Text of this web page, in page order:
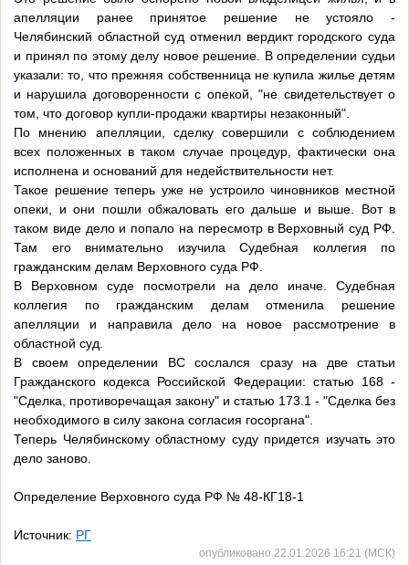
апелляции ранее принятое решение не устояло -
Челябинский областной суд отменил вердикт городского суда
и принял по этому делу новое решение. В определении судьи
указали: то, что прежняя собственница не купила жилье детям
и нарушила договоренности с опекой, "не свидетельствует о
том, что договор купли-продажи квартиры незаконный".
По мнению апелляции, сделку совершили с соблюдением
всех положенных в таком случае процедур, фактически она
исполнена и оснований для недействительности нет.
Такое решение теперь уже не устроило чиновников местной
опеки, и они пошли обжаловать его дальше и выше. Вот в
таком виде дело и попало на пересмотр в Верховный суд РФ.
Там его внимательно изучила Судебная коллегия по
гражданским делам Верховного суда РФ.
В Верховном суде посмотрели на дело иначе. Судебная
коллегия по гражданским делам отменила решение
апелляции и направила дело на новое рассмотрение в
областной суд.
В своем определении ВС сослался сразу на две статьи
Гражданского кодекса Российской Федерации: статью 168 -
"Сделка, противоречащая закону" и статью 173.1 - "Сделка без
необходимого в силу закона согласия госоргана".
Теперь Челябинскому областному суду придется изучать это
дело заново.
Определение Верховного суда РФ № 48-КГ18-1
Источник: РГ
опубликовано 22.01.2026 16:21 (МСК)